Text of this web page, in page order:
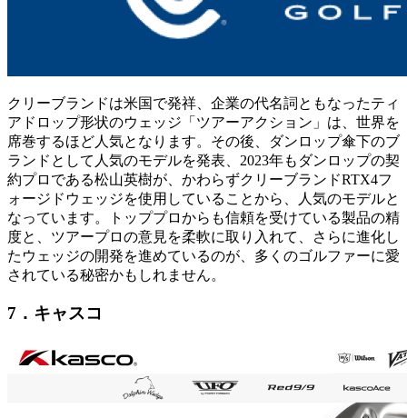
クリーブランドは米国で発祥、企業の代名詞ともなったティ
アドロップ形状のウェッジ「ツアーアクション」は、世界を
席巻するほど人気となります。その後、ダンロップ傘下のブ
ランドとして人気のモデルを発表、2023年もダンロップの契
約プロである松山英樹が、かわらずクリーブランドRTX4フ
ォージドウェッジを使用していることから、人気のモデルと
なっています。トッププロからも信頼を受けている製品の精
度と、ツアープロの意見を柔軟に取り入れて、さらに進化し
たウェッジの開発を進めているのが、多くのゴルファーに愛
されている秘密かもしれません。
7．キャスコ